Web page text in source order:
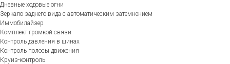
Дневные ходовые огни
Зеркало заднего вида с автоматическим затемнением
Иммобилайзер
Комплект громкой связи
Контроль давления в шинах
Контроль полосы движения
Круиз-контроль